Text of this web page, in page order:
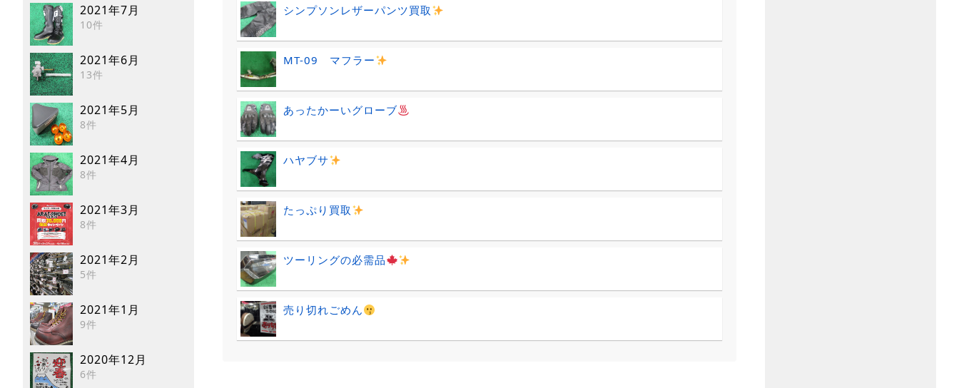
2021年7月
10件
2021年6月
13件
2021年5月
8件
2021年4月
8件
2021年3月
8件
2021年2月
5件
2021年1月
9件
2020年12月
6件
シンプソンレザーパンツ買取
MT-09 マフラー
あったかーいグローブ
ハヤブサ
たっぷり買取
ツーリングの必需品
売り切れごめん